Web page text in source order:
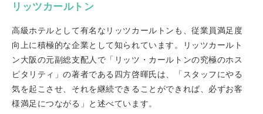
リッツカールトン
高級ホテルとして有名なリッツカールトンも、従業員満足度
向上に積極的な企業として知られています。リッツカールト
ン大阪の元副総支配人で「リッツ・カールトンの究極のホス
ピタリティ」の著者である四方啓暉氏は、「スタッフにやる
気を起こさせ、それを継続できることができれば、必ずお客
様満足につながる」と述べています。